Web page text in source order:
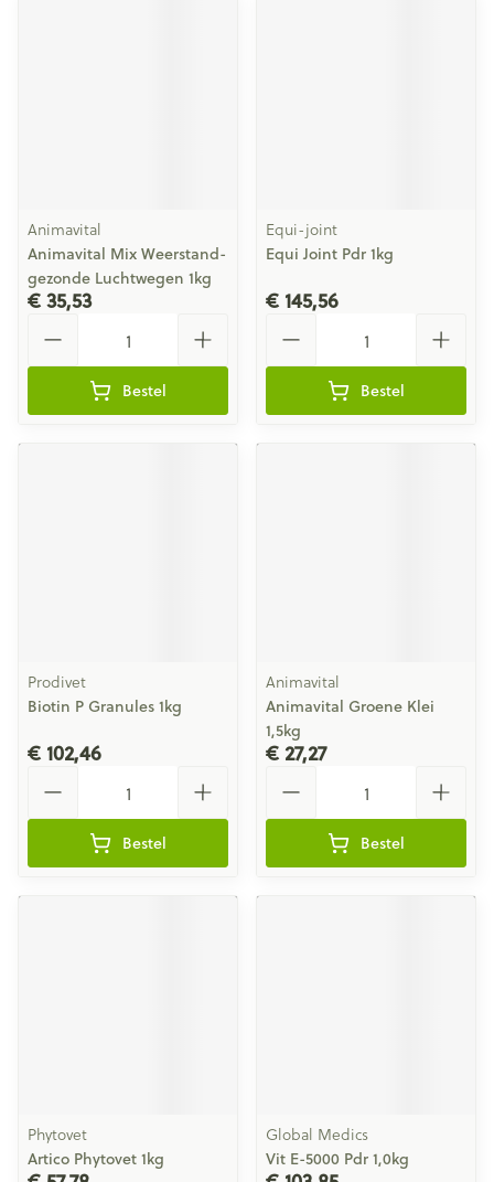
Animavital
Animavital Mix Weerstand-
gezonde Luchtwegen 1kg
€ 35,53
Bestel
Equi-joint
Equi Joint Pdr 1kg
€ 145,56
Bestel
Prodivet
Biotin P Granules 1kg
€ 102,46
Bestel
Animavital
Animavital Groene Klei
1,5kg
€ 27,27
Bestel
Phytovet
Artico Phytovet 1kg
Global Medics
Vit E-5000 Pdr 1,0kg